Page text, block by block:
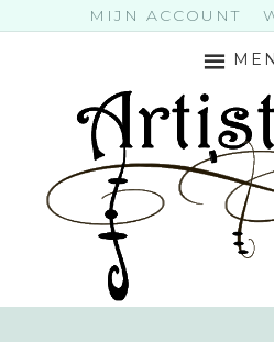
MIJN ACCOUNT